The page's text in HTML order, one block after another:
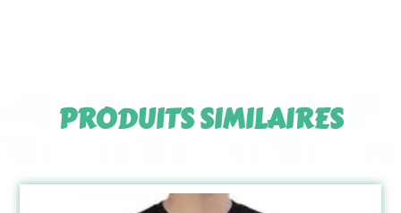
PRODUITS SIMILAIRES